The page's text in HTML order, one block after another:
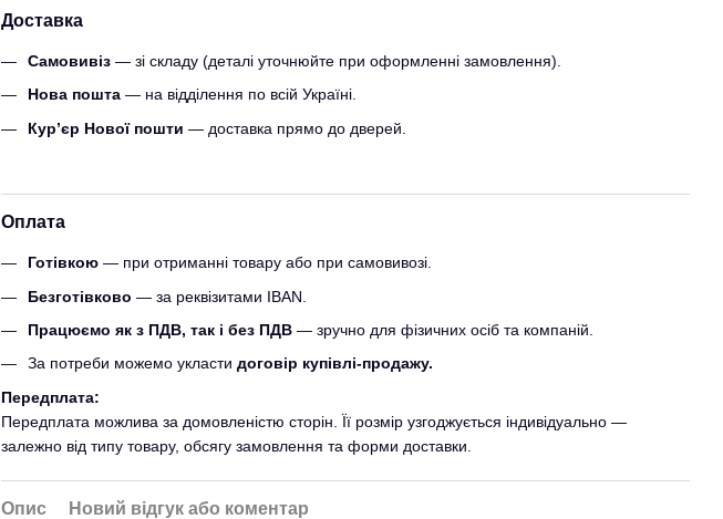
Доставка
Самовивіз — зі складу (деталі уточнюйте при оформленні замовлення).
Нова пошта — на відділення по всій Україні.
Кур’єр Нової пошти — доставка прямо до дверей.
Оплата
Готівкою — при отриманні товару або при самовивозі.
Безготівково — за реквізитами IBAN.
Працюємо як з ПДВ, так і без ПДВ — зручно для фізичних осіб та компаній.
За потреби можемо укласти договір купівлі-продажу.
Передплата:
Передплата можлива за домовленістю сторін. Її розмір узгоджується індивідуально —
залежно від типу товару, обсягу замовлення та форми доставки.
Опис Новий відгук або коментар